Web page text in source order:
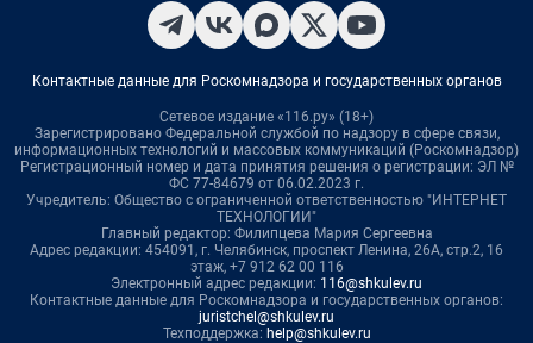
Контактные данные для Роскомнадзора и государственных органов
Сетевое издание «116.ру» (18+)
Зарегистрировано Федеральной службой по надзору в сфере связи,
информационных технологий и массовых коммуникаций (Роскомнадзор)
Регистрационный номер и дата принятия решения о регистрации: ЭЛ №
ФС 77-84679 от 06.02.2023 г.
Учредитель: Общество с ограниченной ответственностью "ИНТЕРНЕТ
ТЕХНОЛОГИИ"
Главный редактор: Филипцева Мария Сергеевна
Адрес редакции: 454091, г. Челябинск, проспект Ленина, 26А, стр.2, 16
этаж, +7 912 62 00 116
Электронный адрес редакции: 116@shkulev.ru
Контактные данные для Роскомнадзора и государственных органов:
juristchel@shkulev.ru
Техподдержка: help@shkulev.ru